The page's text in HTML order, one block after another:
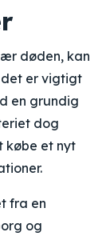
døden, kan
det er vigtigt
en grundig
dog
købe et nyt
fra en
og